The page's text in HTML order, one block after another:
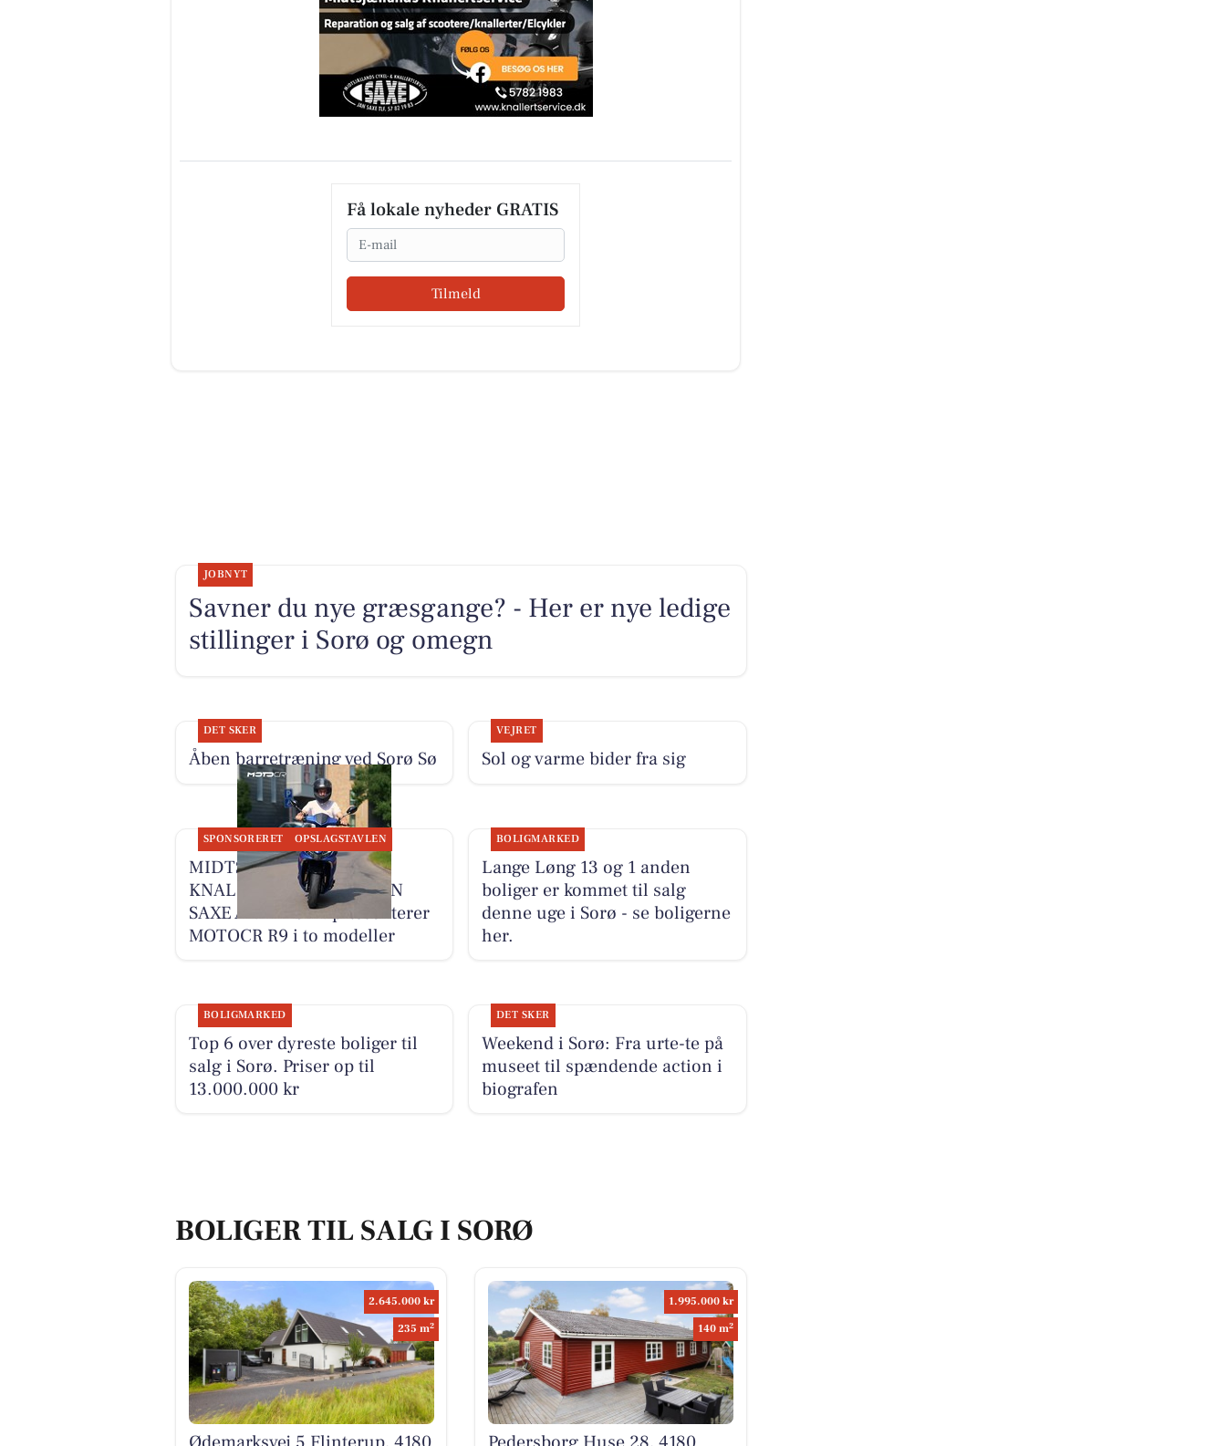
Få lokale nyheder GRATIS
Email
Tilmeld
JOBNYT
Savner du nye græsgange? - Her er nye ledige
stillinger i Sorø og omegn
DET SKER
Åben barretræning ved Sorø Sø
VEJRET
Sol og varme bider fra sig
SPONSORERET OPSLAGSTAVLEN
MIDTSJÆLLANDS
KNALLERTSERVICE V/JAN
SAXE ANDERSEN præsenterer
MOTOCR R9 i to modeller
BOLIGMARKED
Lange Løng 13 og 1 anden
boliger er kommet til salg
denne uge i Sorø - se boligerne
her.
BOLIGMARKED
Top 6 over dyreste boliger til
salg i Sorø. Priser op til
13.000.000 kr
DET SKER
Weekend i Sorø: Fra urte-te på
museet til spændende action i
biografen
BOLIGER TIL SALG I SORØ
2.645.000 kr
235 m2
1.995.000 kr
140 m2